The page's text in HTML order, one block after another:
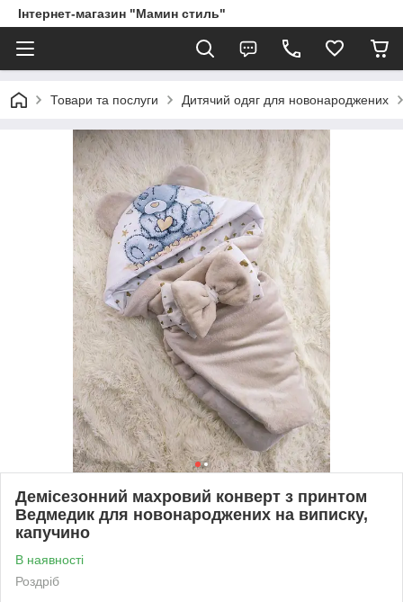
Інтернет-магазин "Мамин стиль"
Товари та послуги Дитячий одяг для новонароджених
Демісезонний махровий конверт з принтом
Ведмедик для новонароджених на виписку,
капучино
В наявності
Роздріб